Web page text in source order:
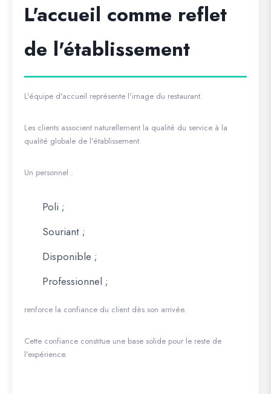
L'accueil comme reflet
de l'établissement
L'équipe d'accueil représente l'image du restaurant.
Les clients associent naturellement la qualité du service à la
qualité globale de l'établissement.
Un personnel :
Poli ;
Souriant ;
Disponible ;
Professionnel ;
renforce la confiance du client dès son arrivée.
Cette confiance constitue une base solide pour le reste de
l'expérience.